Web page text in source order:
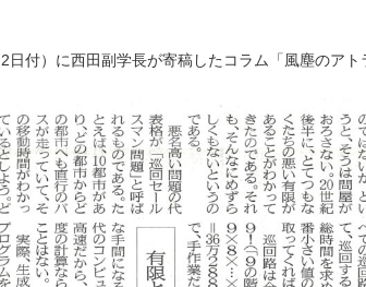
日付）に西田副学長が寄稿したコラム「風塵のアト